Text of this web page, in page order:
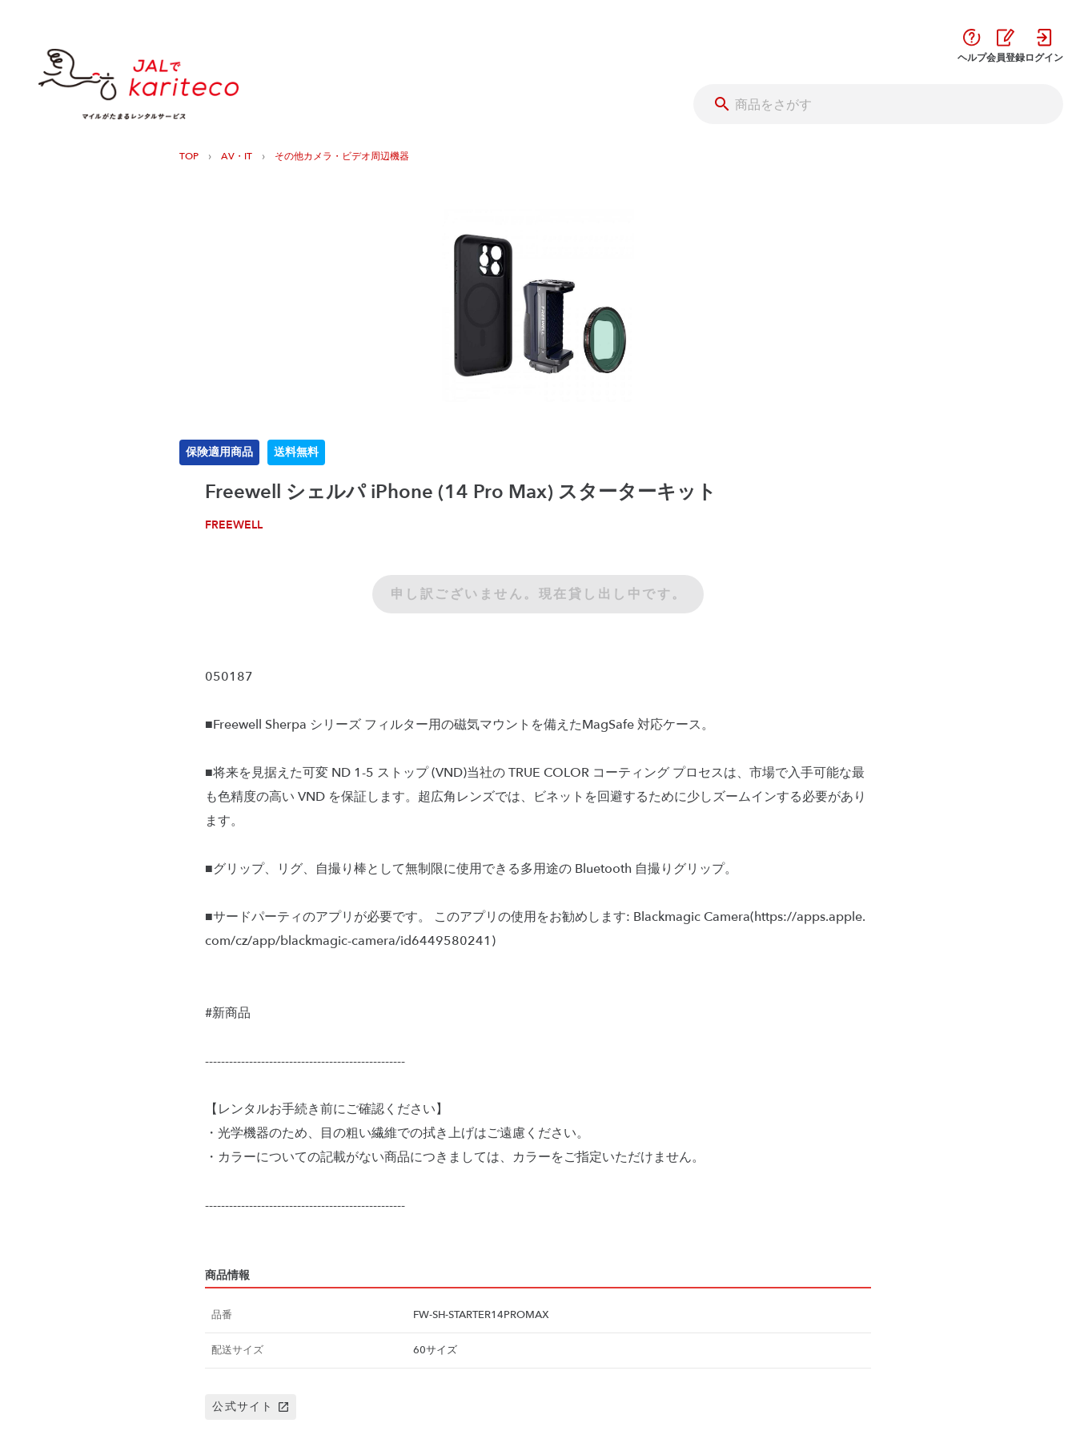
ヘルプ会員登録ログイン
TOP › AV・IT › その他カメラ・ビデオ周辺機器
保険適用商品 送料無料
Freewell シェルパ iPhone (14 Pro Max) スターターキット
FREEWELL
申し訳ございません。現在貸し出し中です。
050187
■Freewell Sherpa シリーズ フィルター用の磁気マウントを備えたMagSafe 対応ケース。
■将来を見据えた可変 ND 1-5 ストップ (VND)当社の TRUE COLOR コーティング プロセスは、市場で入手可能な最
も色精度の高い VND を保証します。超広角レンズでは、ビネットを回避するために少しズームインする必要があり
ます。
■グリップ、リグ、自撮り棒として無制限に使用できる多用途の Bluetooth 自撮りグリップ。
■サードパーティのアプリが必要です。 このアプリの使用をお勧めします: Blackmagic Camera(https://apps.apple.
com/cz/app/blackmagic-camera/id6449580241)
#新商品
--------------------------------------------------
【レンタルお手続き前にご確認ください】
・光学機器のため、目の粗い繊維での拭き上げはご遠慮ください。
・カラーについての記載がない商品につきましては、カラーをご指定いただけません。
--------------------------------------------------
商品情報
品番 FW-SH-STARTER14PROMAX
配送サイズ 60サイズ
公式サイト